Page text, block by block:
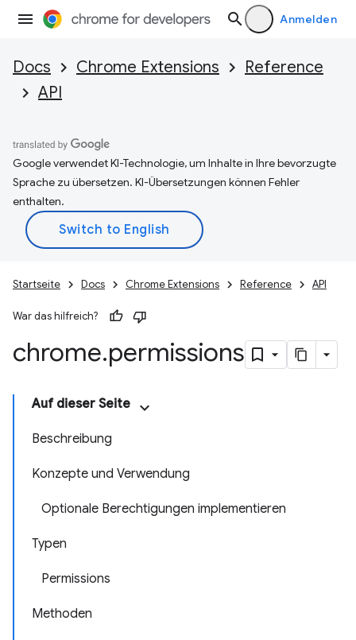
Anmelden
Docs Chrome Extensions
Reference
API
Google verwendet KI-Technologie, um Inhalte in Ihre bevorzugte
Sprache zu übersetzen. KI-Übersetzungen können Fehler
enthalten.
Startseite Docs Chrome Extensions Reference API
War das hilfreich?
chrome.permissions
Auf dieser Seite
Beschreibung
Konzepte und Verwendung
Optionale Berechtigungen implementieren
Typen
Permissions
Methoden